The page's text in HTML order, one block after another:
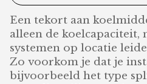
Een tekort aan
alleen de koelcapaciteit,
systemen op locatie
Zo voorkom je dat je
bijvoorbeeld het type